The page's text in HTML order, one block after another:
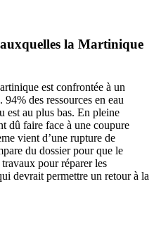
la Martinique
est confrontée à un
94% des ressources en eau
est au plus bas. En pleine
dû faire face à une coupure
vient d’une rupture de
du dossier pour que le
pour réparer les
devrait permettre un retour à la